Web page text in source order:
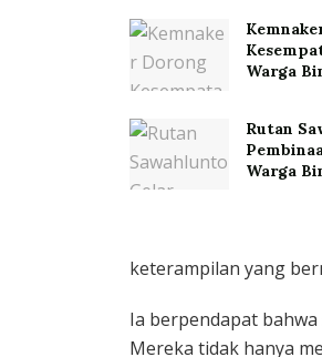
Warga
Rutan
Warga
keterampilan yang
Ia berpendapat
Mereka tidak hanya